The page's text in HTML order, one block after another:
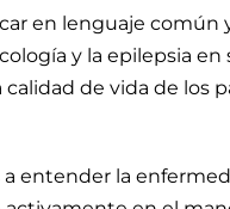
en lenguaje común
y la epilepsia en
de vida de los
entender la